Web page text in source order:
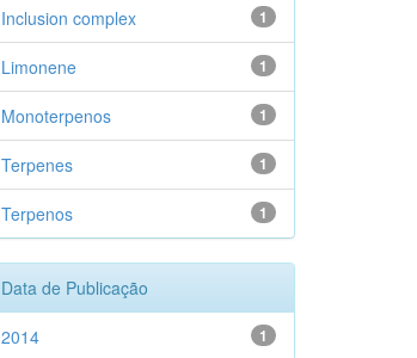
1
Inclusion complex
1
Limonene
1
Monoterpenos
1
Terpenes
1
Terpenos
Data de Publicação
1
2014